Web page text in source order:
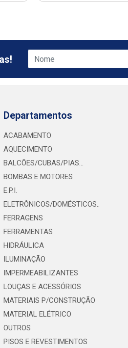
Departamentos
ACABAMENTO
AQUECIMENTO
BALCÕES/CUBAS/PIAS...
BOMBAS E MOTORES
E.P.I.
ELETRÔNICOS/DOMÉSTICOS..
FERRAGENS
FERRAMENTAS
HIDRÁULICA
ILUMINAÇÃO
IMPERMEABILIZANTES
LOUÇAS E ACESSÓRIOS
MATERIAIS P/CONSTRUÇÃO
MATERIAL ELÉTRICO
OUTROS
PISOS E REVESTIMENTOS